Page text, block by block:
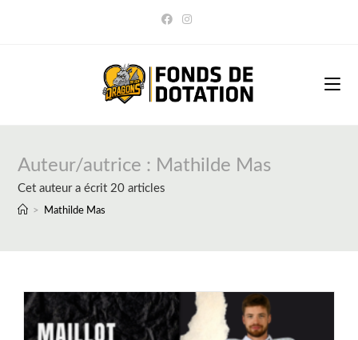
Auteur/autrice : Mathilde Mas
Cet auteur a écrit 20 articles
> Mathilde Mas